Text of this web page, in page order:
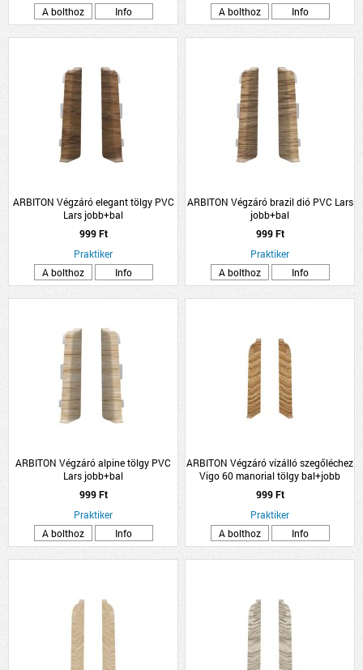
A bolthoz
Info
A bolthoz
Info
ARBITON Végzáró elegant tölgy PVC
Lars jobb+bal
999 Ft
Praktiker
A bolthoz
Info
ARBITON Végzáró brazil dió PVC Lars
jobb+bal
999 Ft
Praktiker
A bolthoz
Info
ARBITON Végzáró alpine tölgy PVC
Lars jobb+bal
999 Ft
Praktiker
A bolthoz
Info
ARBITON Végzáró vízálló szegőléchez
Vigo 60 manorial tölgy bal+jobb
999 Ft
Praktiker
A bolthoz
Info